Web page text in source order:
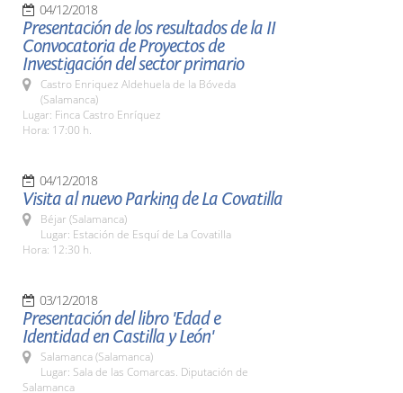
04/12/2018
Presentación de los resultados de la II
Convocatoria de Proyectos de
Investigación del sector primario
Castro Enriquez Aldehuela de la Bóveda
(Salamanca)
Lugar: Finca Castro Enríquez
Hora: 17:00 h.
04/12/2018
Visita al nuevo Parking de La Covatilla
Béjar (Salamanca)
Lugar: Estación de Esquí de La Covatilla
Hora: 12:30 h.
03/12/2018
Presentación del libro 'Edad e
Identidad en Castilla y León'
Salamanca (Salamanca)
Lugar: Sala de las Comarcas. Diputación de
Salamanca